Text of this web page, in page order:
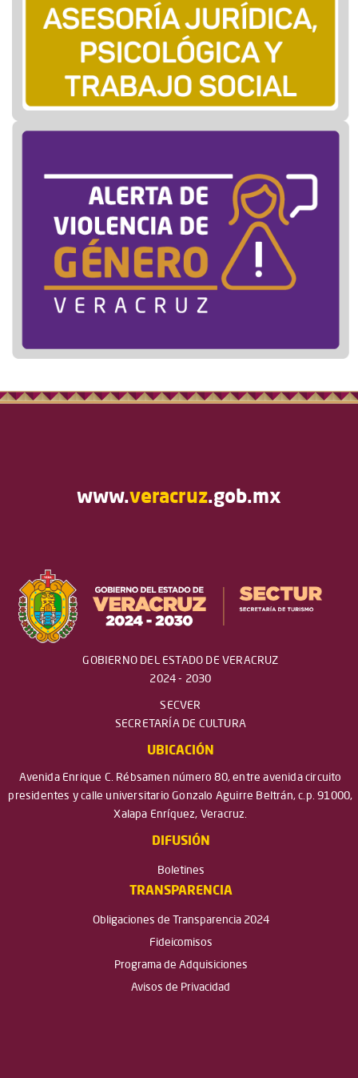
www.veracruz.gob.mx
GOBIERNO DEL ESTADO DE VERACRUZ
2024 - 2030
SECVER
SECRETARÍA DE CULTURA
UBICACIÓN
Avenida Enrique C. Rébsamen número 80, entre avenida circuito
presidentes y calle universitario Gonzalo Aguirre Beltrán, c.p. 91000,
Xalapa Enríquez, Veracruz.
DIFUSIÓN
Boletines
TRANSPARENCIA
Obligaciones de Transparencia 2024
Fideicomisos
Programa de Adquisiciones
Avisos de Privacidad